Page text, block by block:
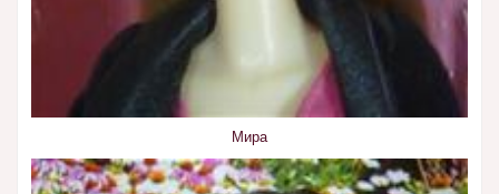
Мира